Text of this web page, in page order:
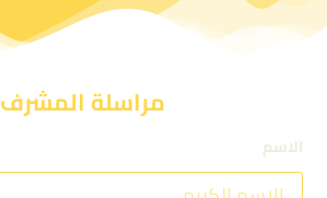
مراسلة المشرف
الاسم